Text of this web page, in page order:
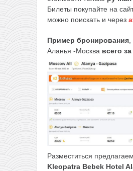
Билеты покупайте на
можно поискать и через
Пример бронирования
Аланья -Москва всего
Разместиться
Kleopatra Bebek Hotel